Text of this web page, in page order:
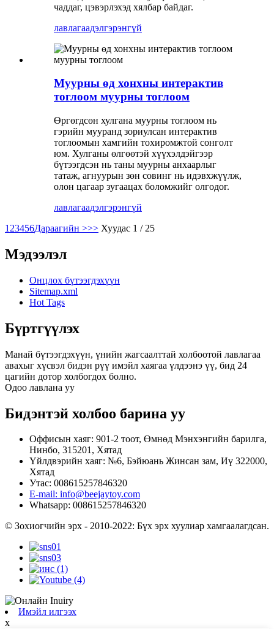
чаддаг, цэвэрлэхэд хялбар байдаг.
лавлагаадэлгэрэнгүй
Муурны өд хонхны интерактив
тоглоом муурны тоглоом
Өргөгдсөн хулгана муурны тоглоом нь
гэрийн мууранд зориулсан интерактив
тоглоомын хамгийн тохиромжтой сонголт
юм. Хулганы өлгөөтэй хүүхэлдэйгээр
бүтээгдсэн нь таны муурны анхаарлыг
татаж, агнуурын зөн совинг нь идэвхжүүлж,
олон цагаар зугаацах боломжийг олгодог.
лавлагаадэлгэрэнгүй
1 23456Дараагийн >>> Хуудас 1 / 25
Мэдээлэл
Онцлох бүтээгдэхүүн
Sitemap.xml
Hot Tags
Бүртгүүлэх
Манай бүтээгдэхүүн, үнийн жагсаалттай холбоотой лавлагаа
авахыг хүсвэл бидэн рүү имэйл хаягаа үлдээнэ үү, бид 24
цагийн дотор холбогдох болно.
Одоо лавлана уу
Бидэнтэй холбоо барина уу
Оффисын хаяг: 901-2 тоот, Өмнөд Мэнхэнгийн барилга,
Нинбо, 315201, Хятад
Үйлдвэрийн хаяг: №6, Бэйюань Жинсан зам, Иү 322000,
Хятад
Утас: 008615257846320
E-mail: info@beejaytoy.com
Whatsapp: 008615257846320
© Зохиогчийн эрх - 2010-2022: Бүх эрх хуулиар хамгаалагдсан.
Имэйл илгээх
x